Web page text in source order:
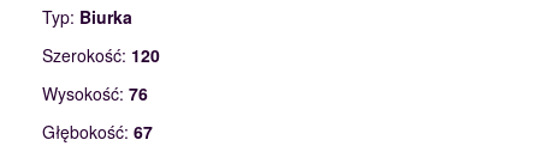
Typ: Biurka
Szerokość: 120
Wysokość: 76
Głębokość: 67